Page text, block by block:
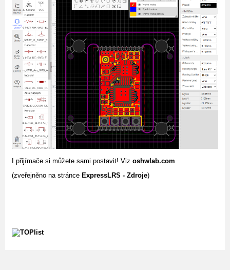
I přijímače si můžete sami postavit! Viz oshwlab.com
(zveřejněno na stránce ExpressLRS - Zdroje)